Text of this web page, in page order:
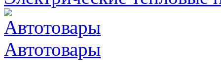
Автотовары